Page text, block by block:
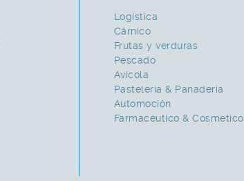
Logística
Cárnico
Frutas y verduras
Pescado
Avícola
Pasteleria & Panaderia
Automoción
Farmacéutico & Cosmetico